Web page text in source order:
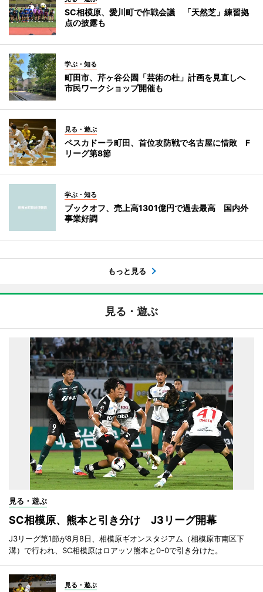
SC相模原、愛川町で作戦会議 「天然芝」練習拠
点の披露も
学ぶ・知る
町田市、芹ヶ谷公園「芸術の杜」計画を見直しへ
市民ワークショップ開催も
見る・遊ぶ
ペスカドーラ町田、首位攻防戦で名古屋に惜敗 F
リーグ第8節
学ぶ・知る
ブックオフ、売上高1301億円で過去最高 国内外
事業好調
もっと見る
見る・遊ぶ
見る・遊ぶ
SC相模原、熊本と引き分け J3リーグ開幕
J3リーグ第1節が8月8日、相模原ギオンスタジアム（相模原市南区下
溝）で行われ、SC相模原はロアッソ熊本と0-0で引き分けた。
見る・遊ぶ